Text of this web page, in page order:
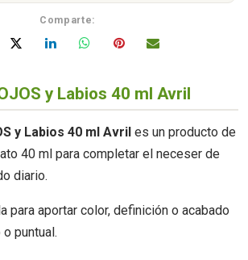
Comparte:
y Labios 40 ml Avril
y Labios 40 ml Avril es un producto de
40 ml para completar el neceser de
diario.
para aportar color, definición o acabado
puntual.